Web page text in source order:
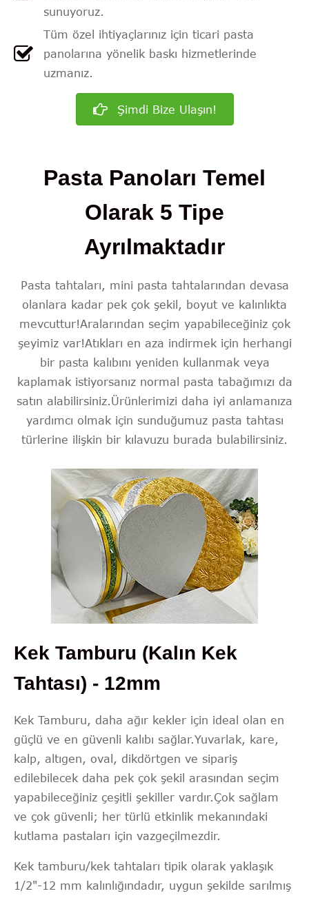
sunuyoruz.
Tüm özel ihtiyaçlarınız için ticari pasta
panolarına yönelik baskı hizmetlerinde
uzmanız.
Şimdi Bize Ulaşın!
Pasta Panoları Temel
Olarak 5 Tipe
Ayrılmaktadır
Pasta tahtaları, mini pasta tahtalarından devasa
olanlara kadar pek çok şekil, boyut ve kalınlıkta
mevcuttur!Aralarından seçim yapabileceğiniz çok
şeyimiz var!Atıkları en aza indirmek için herhangi
bir pasta kalıbını yeniden kullanmak veya
kaplamak istiyorsanız normal pasta tabağımızı da
satın alabilirsiniz.Ürünlerimizi daha iyi anlamanıza
yardımcı olmak için sunduğumuz pasta tahtası
türlerine ilişkin bir kılavuzu burada bulabilirsiniz.
Kek Tamburu (Kalın Kek
Tahtası) - 12mm
Kek Tamburu, daha ağır kekler için ideal olan en
güçlü ve en güvenli kalıbı sağlar.Yuvarlak, kare,
kalp, altıgen, oval, dikdörtgen ve sipariş
edilebilecek daha pek çok şekil arasından seçim
yapabileceğiniz çeşitli şekiller vardır.Çok sağlam
ve çok güvenli; her türlü etkinlik mekanındaki
kutlama pastaları için vazgeçilmezdir.
Kek tamburu/kek tahtaları tipik olarak yaklaşık
1/2"-12 mm kalınlığındadır, uygun şekilde sarılmış